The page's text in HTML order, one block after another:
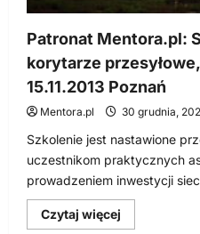
Patronat Mentora.pl:
korytarze
15.11.2013 Poznań
Mentora.pl 30 grudnia,
Szkolenie jest nastawione
uczestnikom praktycznych
prowadzeniem inwestycji
Czytaj więcej
się